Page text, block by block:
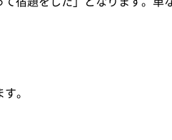
。